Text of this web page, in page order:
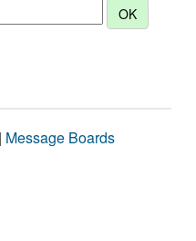
| Message Boards